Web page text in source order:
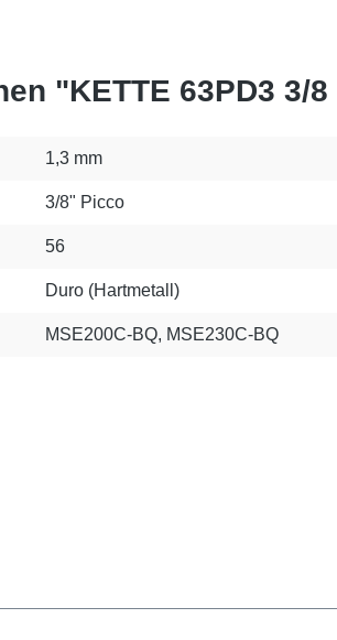
"KETTE 63PD3 3/
1,3 mm
3/8" Picco
56
Duro (Hartmetall)
MSE200C-BQ, MSE230C-BQ